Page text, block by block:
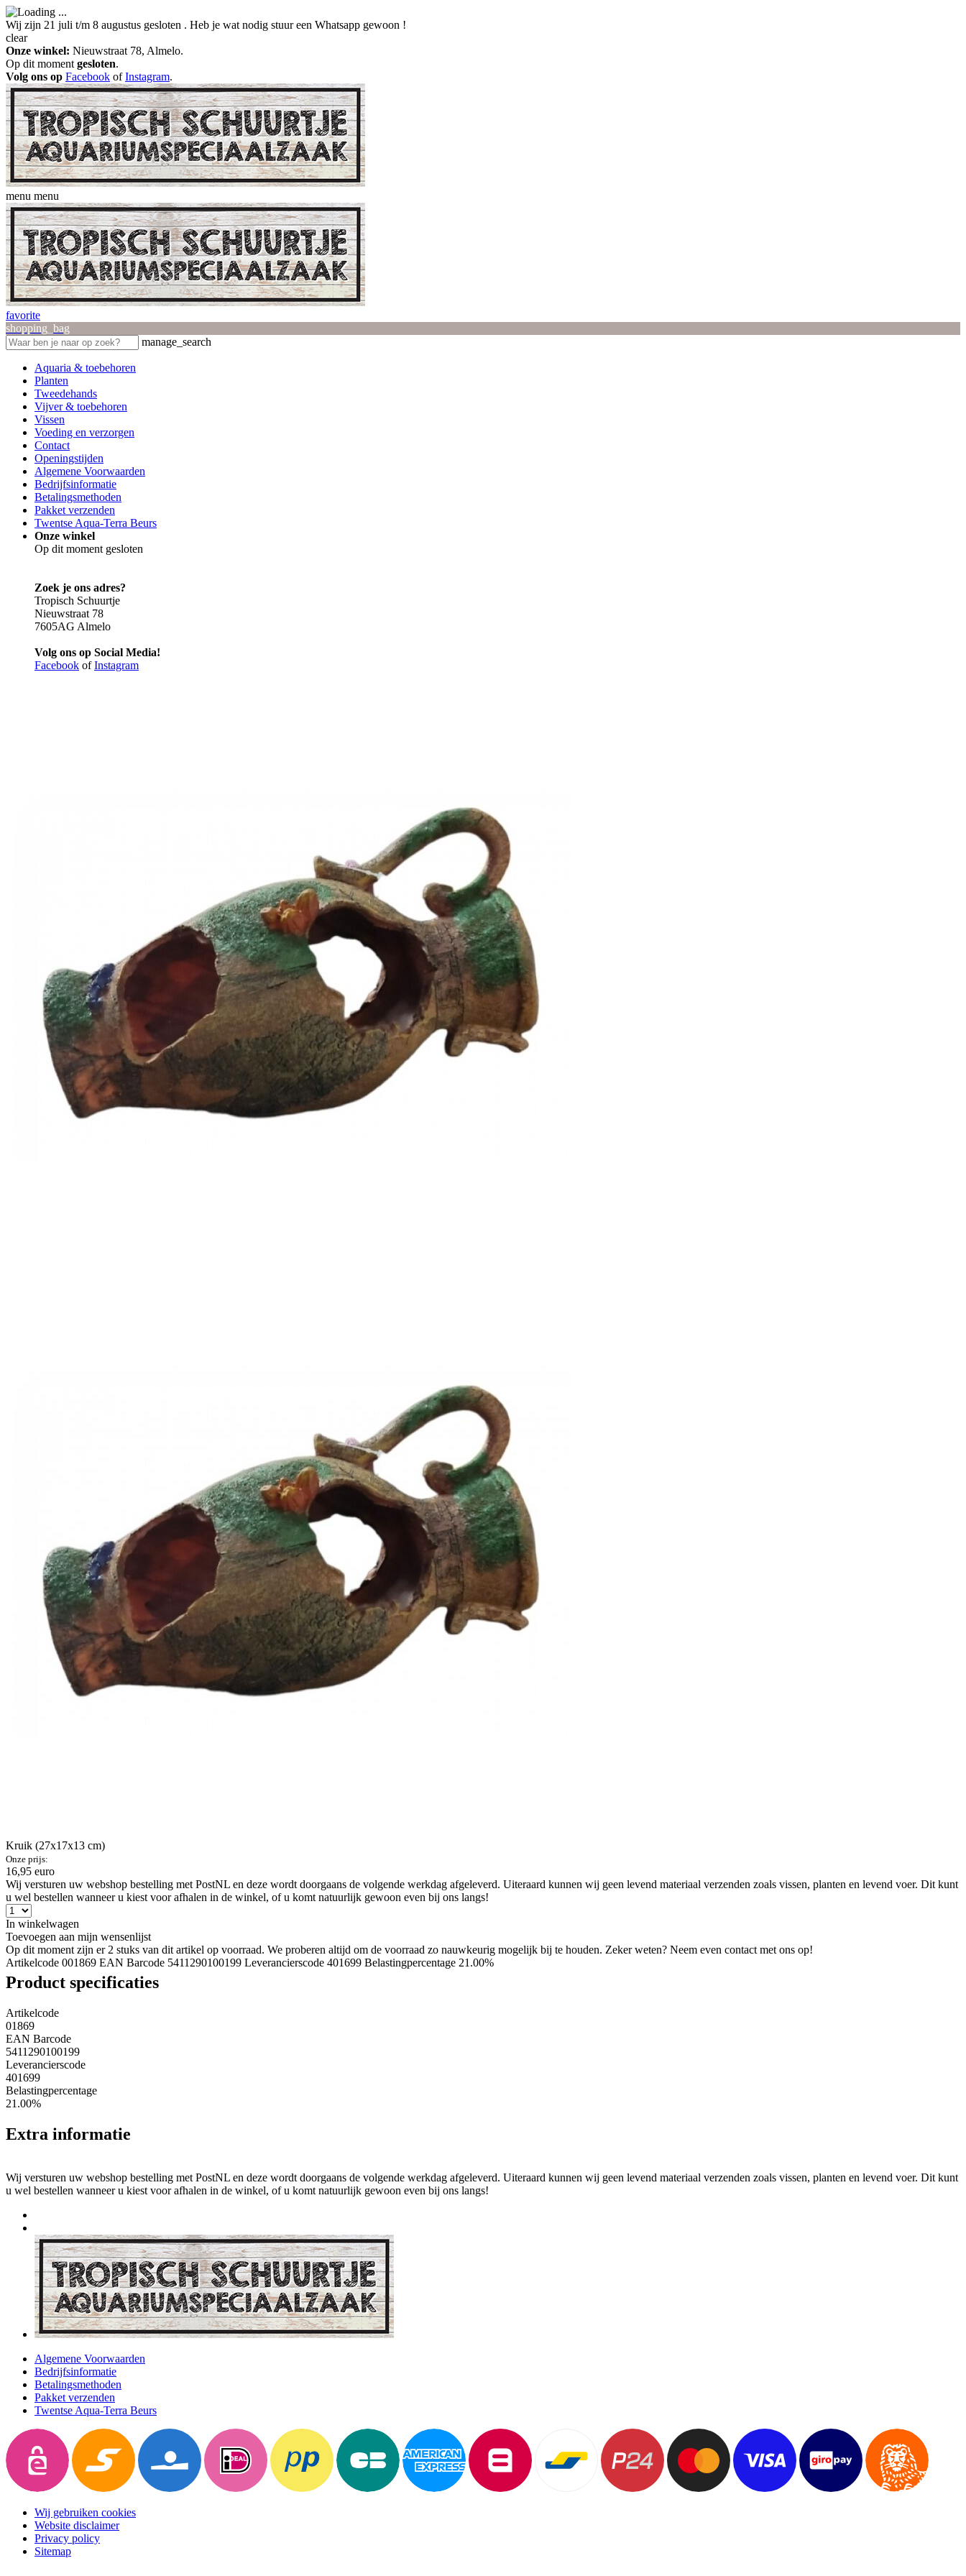
Wij zijn 21 juli t/m 8 augustus gesloten . Heb je wat nodig stuur een Whatsapp gewoon !
clear
Onze winkel: Nieuwstraat 78, Almelo.
Op dit moment gesloten.
Volg ons op Facebook ofInstagram.
menu menu
favorite
shopping_bag
manage_search
Aquaria & toebehoren
Planten
Tweedehands
Vijver & toebehoren
Vissen
Voeding en verzorgen
Contact
Openingstijden
Algemene Voorwaarden
Bedrijfsinformatie
Betalingsmethoden
Pakket verzenden
Twentse Aqua-Terra Beurs
Onze winkel
Op dit moment gesloten
Zoek je ons adres?
Tropisch Schuurtje
Nieuwstraat 78
7605AG Almelo
Volg ons op Social Media!
Facebook ofInstagram
Kruik (27x17x13 cm)
Onze prijs:
16,95 euro
Wij versturen uw webshop bestelling met PostNL en deze wordt doorgaans de volgende werkdag afgeleverd. Uiteraard kunnen wij geen levend materiaal verzenden zoals vissen, planten en levend voer. Dit kunt
u wel bestellen wanneer u kiest voor afhalen in de winkel, of u komt natuurlijk gewoon even bij ons langs!
In winkelwagen
Toevoegen aan mijn wensenlijst
Op dit moment zijn er 2 stuks van dit artikel op voorraad. We proberen altijd om de voorraad zo nauwkeurig mogelijk bij te houden. Zeker weten? Neem even contact met ons op!
Artikelcode 001869 EAN Barcode 5411290100199 Leverancierscode 401699 Belastingpercentage 21.00%
Product specificaties
Artikelcode
01869
EAN Barcode
5411290100199
Leverancierscode
401699
Belastingpercentage
21.00%
Extra informatie
Wij versturen uw webshop bestelling met PostNL en deze wordt doorgaans de volgende werkdag afgeleverd. Uiteraard kunnen wij geen levend materiaal verzenden zoals vissen, planten en levend voer. Dit kunt
u wel bestellen wanneer u kiest voor afhalen in de winkel, of u komt natuurlijk gewoon even bij ons langs!
Algemene Voorwaarden
Bedrijfsinformatie
Betalingsmethoden
Pakket verzenden
Twentse Aqua-Terra Beurs
Wij gebruiken cookies
Website disclaimer
Privacy policy
Sitemap